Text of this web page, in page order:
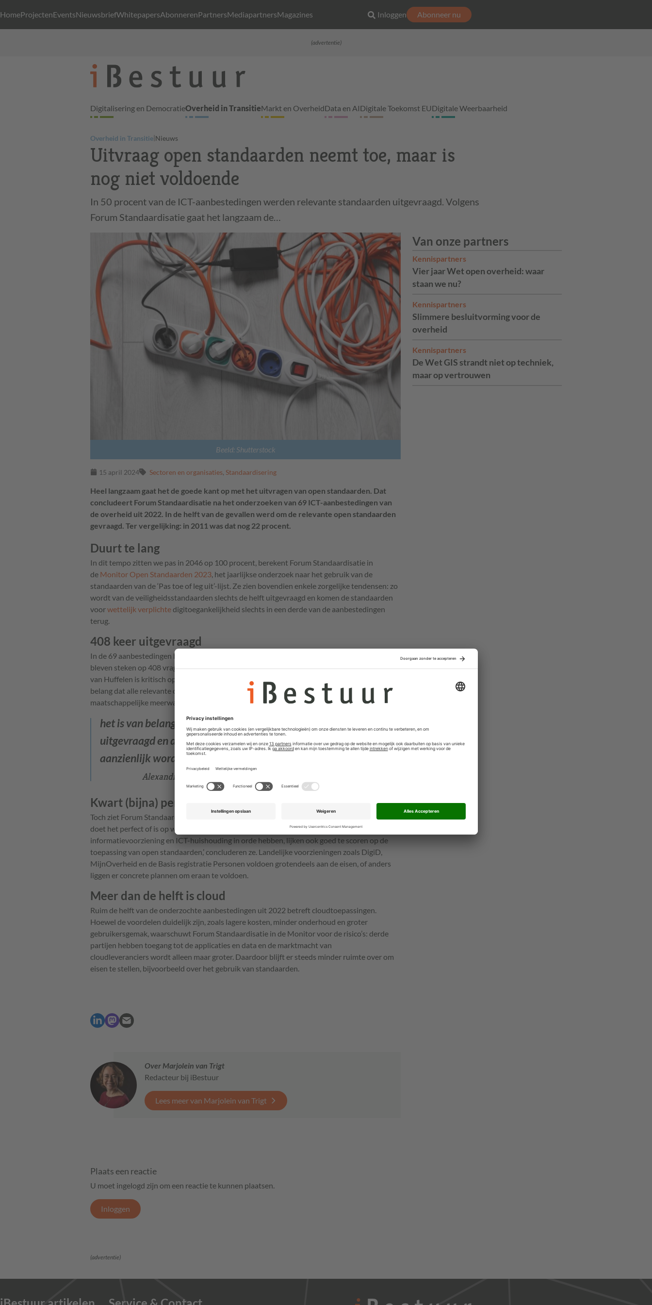
HomeProjectenEventsNieuwsbriefWhitepapersAbonnerenPartnersMediapartnersMagazines Inloggen Abonneer nu
(advertentie)
Digitalisering en DemocratieOverheid in TransitieMarkt en OverheidData en AIDigitale Toekomst EUDigitale Weerbaarheid
Overheid in Transitie|Nieuws
Uitvraag open standaarden neemt toe, maar is
nog niet voldoende
In 50 procent van de ICT-aanbestedingen werden relevante standaarden uitgevraagd. Volgens
Forum Standaardisatie gaat het langzaam de…
Beeld: Shutterstock
15 april 2024 Sectoren en organisaties, Standaardisering
Van onze partners
Kennispartners
Vier jaar Wet open overheid: waar
staan we nu?
Kennispartners
Slimmere besluitvorming voor de
overheid
Kennispartners
De Wet GIS strandt niet op techniek,
maar op vertrouwen
Heel langzaam gaat het de goede kant op met het uitvragen van open standaarden. Dat
concludeert Forum Standaardisatie na het onderzoeken van 69 ICT-aanbestedingen van
de overheid uit 2022. In de helft van de gevallen werd om de relevante open standaarden
gevraagd. Ter vergelijking: in 2011 was dat nog 22 procent.
Duurt te lang
In dit tempo zitten we pas in 2046 op 100 procent, berekent Forum Standaardisatie in
de Monitor Open Standaarden 2023, het jaarlijkse onderzoek naar het gebruik van de
standaarden van de ‘Pas toe of leg uit’-lijst. Ze zien bovendien enkele zorgelijke tendensen: zo
wordt van de veiligheidsstandaarden slechts de helft uitgevraagd en komen de standaarden
voorwettelijk verplichte digitoegankelijkheid slechts in een derde van de aanbestedingen
terug.
408 keer uitgevraagd
In de 69 aanbestedingen had om 813 open standaarden moeten worden gevraagd, maar ze
bleven steken op 408 vragen om open standaarden. Demissionair staatssecretaris Alexandra
van Huffelen is kritisch op de overheidsorganisaties. ‘50 procent is onvoldoende, het is van
belang dat alle relevante open standaarden worden uitgevraagd en dat daarmee de
maatschappelijke meerwaarde aanzienlijk wordt verhoogd,’ schrijft ze in eenverzamelbrief.
het is van belang dat alle relevante open standaarden worden
uitgevraagd en dat daarmee de maatschappelijke meerwaarde
aanzienlijk wordt verhoogd.
Alexandra van Huffelen, demissionair staatssecretaris digitalisering
Kwart (bijna) perfecte organisaties
Toch ziet Forum Standaardisatie ook mooie ontwikkelingen. Een kwart van de organisaties
doet het perfect of is op weg naar perfect. ‘Organisaties die in het algemeen hun
informatievoorziening en ICT-huishouding in orde hebben, lijken ook goed te scoren op de
toepassing van open standaarden,’ concluderen ze. Landelijke voorzieningen zoals DigiD,
MijnOverheid en de Basis registratie Personen voldoen grotendeels aan de eisen, of anders
liggen er concrete plannen om eraan te voldoen.
Meer dan de helft is cloud
Ruim de helft van de onderzochte aanbestedingen uit 2022 betreft cloudtoepassingen.
Hoewel de voordelen duidelijk zijn, zoals lagere kosten, minder onderhoud en groter
gebruikersgemak, waarschuwt Forum Standaardisatie in de Monitor voor de risico’s: derde
partijen hebben toegang tot de applicaties en data en de marktmacht van
cloudleveranciers wordt alleen maar groter. Daardoor blijft er steeds minder ruimte over om
eisen te stellen, bijvoorbeeld over het gebruik van standaarden.
Over Marjolein van Trigt
Redacteur bij iBestuur
Lees meer van Marjolein van Trigt
Plaats een reactie
U moet ingelogd zijn om een reactie te kunnen plaatsen.
Inloggen
(advertentie)